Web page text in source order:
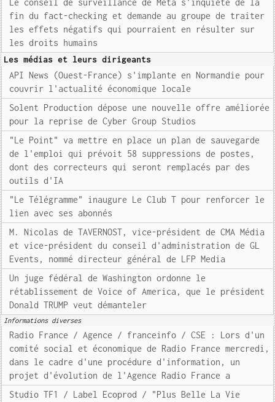
Le conseil de surveillance de Meta s'inquiète de la
fin du fact-checking et demande au groupe de traiter
les effets négatifs qui pourraient en résulter sur
les droits humains
Les médias et leurs dirigeants
API News (Ouest-France) s'implante en Normandie pour
couvrir l'actualité économique locale
Solent Production dépose une nouvelle offre améliorée
pour la reprise de Cyber Group Studios
"Le Point" va mettre en place un plan de sauvegarde
de l'emploi qui prévoit 58 suppressions de postes,
dont des correcteurs qui seront remplacés par des
outils d'IA
"Le Télégramme" inaugure Le Club T pour renforcer le
lien avec ses abonnés
M. Nicolas de TAVERNOST, vice-président de CMA Média
et vice-président du conseil d'administration de GL
Events, nommé directeur général de LFP Media
Un juge fédéral de Washington ordonne le
rétablissement de Voice of America, que le président
Donald TRUMP veut démanteler
Informations diverses
Radio France / Agence / franceinfo / CSE : Lors d'un
comité social et économique de Radio France mercredi,
dans le cadre d'une procédure d'information, un
projet d'évolution de l'Agence Radio France a
Studio TF1 / Label Ecoprod / "Plus Belle La Vie